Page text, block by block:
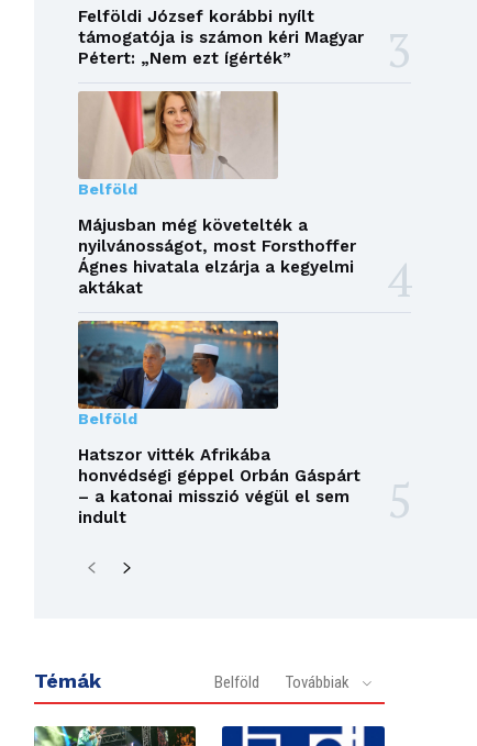
Felföldi József korábbi nyílt
támogatója is számon kéri Magyar
Pétert: „Nem ezt ígérték”
Belföld
Májusban még követelték a
nyilvánosságot, most Forsthoffer
Ágnes hivatala elzárja a kegyelmi
aktákat
Belföld
Hatszor vitték Afrikába
honvédségi géppel Orbán Gáspárt
– a katonai misszió végül el sem
indult
Témák Belföld Továbbiak